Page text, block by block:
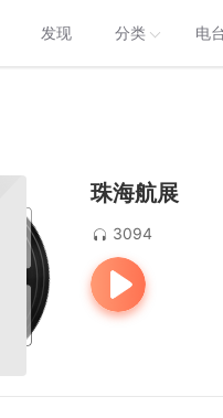
发现 分类 电
珠海航展
3094